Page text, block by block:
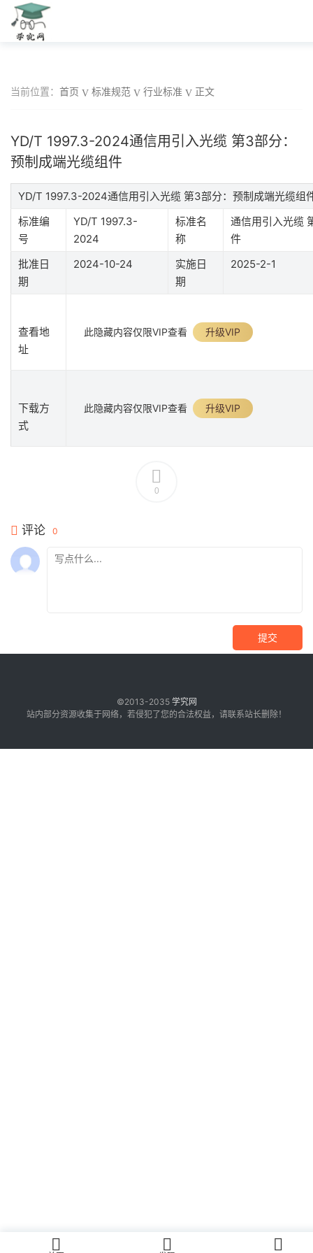
当前位置： 首页 标准规范 行业标准 正文
YD/T 1997.3-2024通信用引入光缆 第3部分：
预制成端光缆组件
YD/T 1997.3-2024通信用引入光缆 第3部分：预制成端光缆组
标准编
号
YD/T 1997.3-
2024
标准名
称
通信用引入光缆
件
批准日
期
2024-10-24
实施日
期
2025-2-1
查看地
址
此隐藏内容仅限VIP查看 升级VIP
下载方
式
此隐藏内容仅限VIP查看 升级VIP
0
评论 0
提交
©2013-2035 学究网
站内部分资源收集于网络，若侵犯了您的合法权益，请联系站长删除！